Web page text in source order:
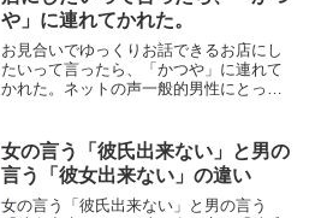
や」に連れてかれた。
お見合いでゆっくりお話できるお店にし
たいって言ったら、「かつや」に連れて
かれた。ネットの声一般的男性にとって
想や理解の範疇を越えています。男は、
味と値段が優先です。「味...
女の言う「彼氏出来ない」と男の
言う「彼女出来ない」の違い
女の言う「彼氏出来ない」と男の言う